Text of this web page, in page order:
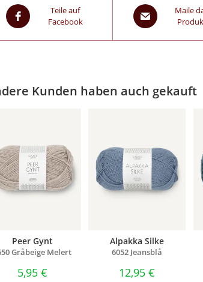
Teile auf
Facebook
Maile
Kunden haben auch gekauft
Peer Gynt
Gråbeige Melert
5,95 €
Alpakka Silke
6052 Jeansblå
12,95€